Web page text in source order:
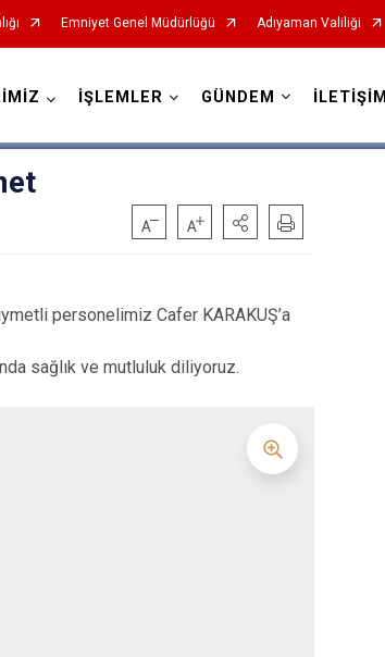
Emniyet Genel Müdürlüğü Adıyaman Valiliği
İŞLEMLER GÜNDEM İLETİŞİM
personelimiz Cafer KARAKUŞ’a
sağlık ve mutluluk diliyoruz.